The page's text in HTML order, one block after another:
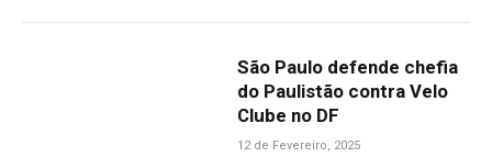
São Paulo defende chefia
do Paulistão contra Velo
Clube no DF
12 de Fevereiro, 2025